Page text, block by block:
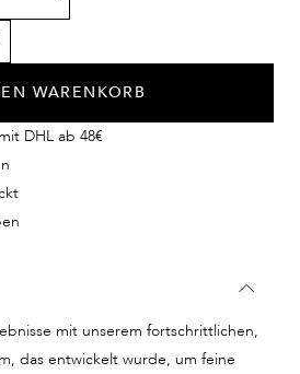
WARENKORB
DHL ab 48€
mit unserem fortschrittlichen,
das entwickelt wurde, um feine